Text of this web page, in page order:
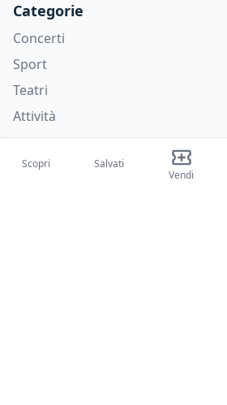
Categorie
Concerti
Sport
Teatri
Attività
Chi siamo
Scopri
Salvati
Vendi